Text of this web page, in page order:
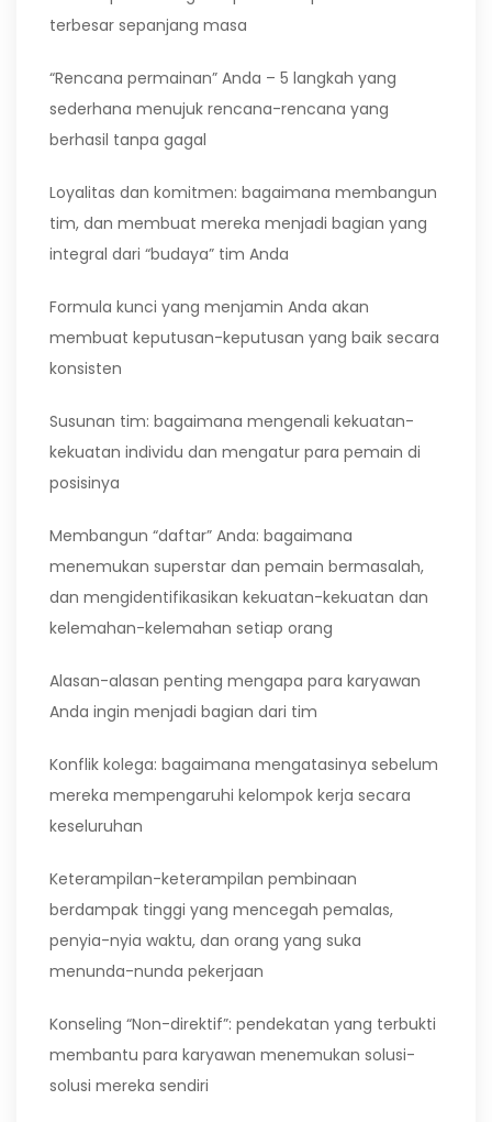
terbesar sepanjang masa
“Rencana permainan” Anda – 5 langkah yang
sederhana menujuk rencana-rencana yang
berhasil tanpa gagal
Loyalitas dan komitmen: bagaimana membangun
tim, dan membuat mereka menjadi bagian yang
integral dari “budaya” tim Anda
Formula kunci yang menjamin Anda akan
membuat keputusan-keputusan yang baik secara
konsisten
Susunan tim: bagaimana mengenali kekuatan-
kekuatan individu dan mengatur para pemain di
posisinya
Membangun “daftar” Anda: bagaimana
menemukan superstar dan pemain bermasalah,
dan mengidentifikasikan kekuatan-kekuatan dan
kelemahan-kelemahan setiap orang
Alasan-alasan penting mengapa para karyawan
Anda ingin menjadi bagian dari tim
Konflik kolega: bagaimana mengatasinya sebelum
mereka mempengaruhi kelompok kerja secara
keseluruhan
Keterampilan-keterampilan pembinaan
berdampak tinggi yang mencegah pemalas,
penyia-nyia waktu, dan orang yang suka
menunda-nunda pekerjaan
Konseling “Non-direktif”: pendekatan yang terbukti
membantu para karyawan menemukan solusi-
solusi mereka sendiri